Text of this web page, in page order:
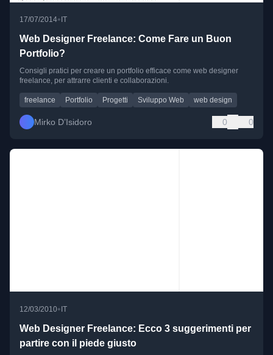
17/07/2014• IT
Web Designer Freelance: Come Fare un Buon
Portfolio?
Consigli pratici per creare un portfolio efficace come web designer
freelance, per attrarre clienti e collaborazioni.
freelance Portfolio Progetti Sviluppo Web web design
Mirko D’Isidoro 0 0
12/03/2010•IT
Web Designer Freelance: Ecco 3 suggerimenti per
partire con il piede giusto